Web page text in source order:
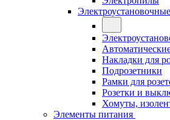
Накладки для
Подрозетники
Рамки для
Розетки и
Хомуты,
Элементы питания